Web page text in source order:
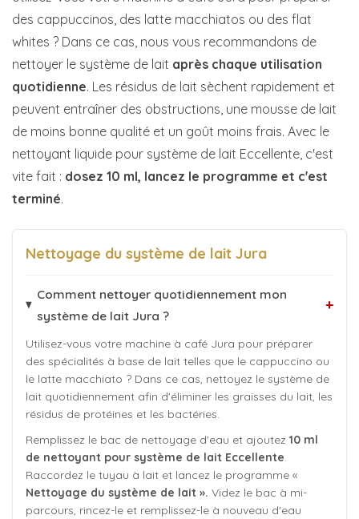
des cappuccinos, des latte macchiatos ou des flat
whites ? Dans ce cas, nous vous recommandons de
nettoyer le système de lait après chaque utilisation
quotidienne. Les résidus de lait sèchent rapidement et
peuvent entraîner des obstructions, une mousse de lait
de moins bonne qualité et un goût moins frais. Avec le
nettoyant liquide pour système de lait Eccellente, c'est
vite fait : dosez 10 ml, lancez le programme et c'est
terminé.
Nettoyage du système de lait Jura
Comment nettoyer quotidiennement mon
système de lait Jura ?
+
Utilisez-vous votre machine à café Jura pour préparer
des spécialités à base de lait telles que le cappuccino ou
le latte macchiato ? Dans ce cas, nettoyez le système de
lait quotidiennement afin d'éliminer les graisses du lait, les
résidus de protéines et les bactéries.
Remplissez le bac de nettoyage d'eau et ajoutez 10 ml
de nettoyant pour système de lait Eccellente.
Raccordez le tuyau à lait et lancez le programme «
Nettoyage du système de lait ». Videz le bac à mi-
parcours, rincez-le et remplissez-le à nouveau d'eau